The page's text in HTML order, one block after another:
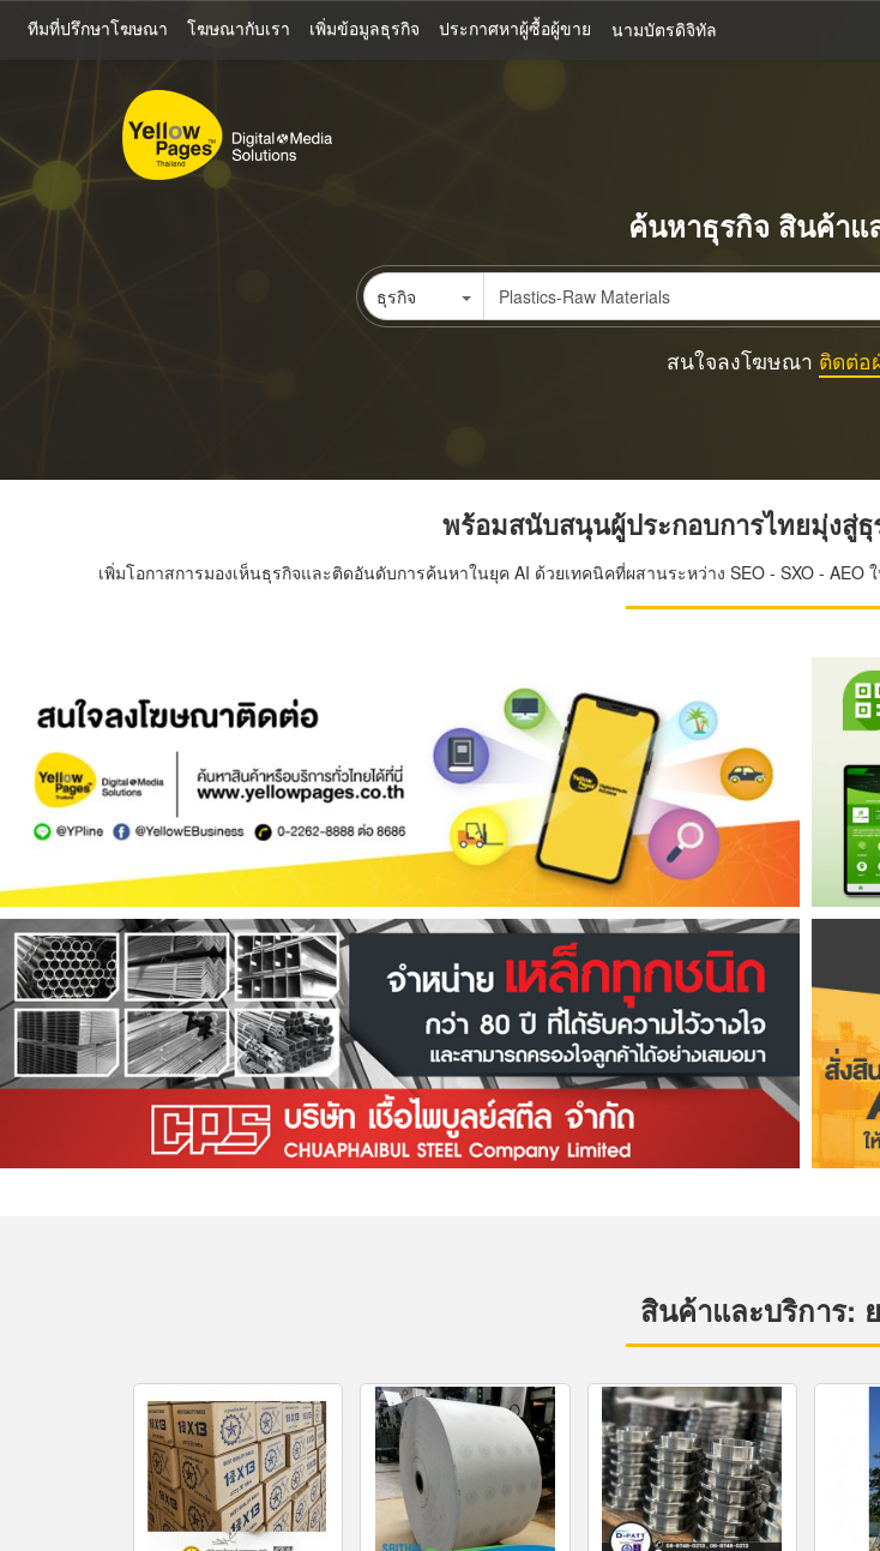
หลัก
ทีมที่ปรึกษาโฆษณา โฆษณากับเรา เพิ่มข้อมูลธุรกิจ ประกาศหาผู้ซื้อผู้ขาย นามบัตรดิจิทัล
ค้นหาธุรกิจ สินค้าแ
ธุรกิจ
สนใจลงโฆษณา ติดต่อ
พร้อมสนับสนุนผู้ประกอบการไทยมุ่งสู่
เพิ่มโอกาสการมองเห็นธุรกิจและติดอันดับการค้นหาในยุค AI ด้วยเทคนิคที่ผสานระหว่าง SEO - SXO -
สินค้าและบริการ: